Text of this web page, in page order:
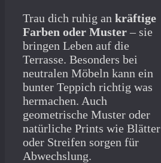
Trau dich ruhig an kräftige
Farben oder Muster – sie
bringen Leben auf die
Terrasse. Besonders bei
neutralen Möbeln kann ein
bunter Teppich richtig was
hermachen. Auch
geometrische Muster oder
natürliche Prints wie Blätter
oder Streifen sorgen für
Abwechslung.